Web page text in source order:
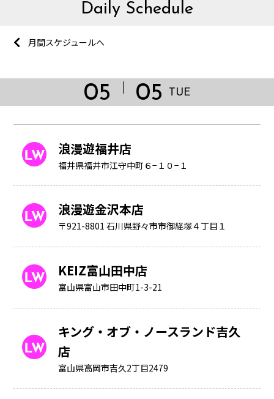
Daily Schedule
月間スケジュールへ
05 05 TUE
浪漫遊福井店
福井県福井市江守中町６−１０−１
浪漫遊金沢本店
〒921-8801 石川県野々市市御経塚４丁目１
KEIZ富山田中店
富山県富山市田中町1-3-21
キング・オブ・ノースランド吉久
店
富山県高岡市吉久2丁目2479